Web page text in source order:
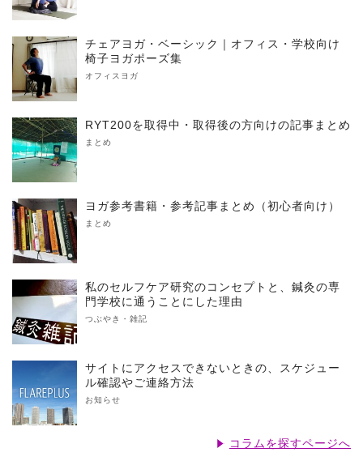
チェアヨガ・ベーシック｜オフィス・学校向け
椅子ヨガポーズ集
オフィスヨガ
RYT200を取得中・取得後の方向けの記事まとめ
まとめ
ヨガ参考書籍・参考記事まとめ（初心者向け）
まとめ
私のセルフケア研究のコンセプトと、鍼灸の専
門学校に通うことにした理由
つぶやき・雑記
サイトにアクセスできないときの、スケジュー
ル確認やご連絡方法
お知らせ
コラムを探すページへ